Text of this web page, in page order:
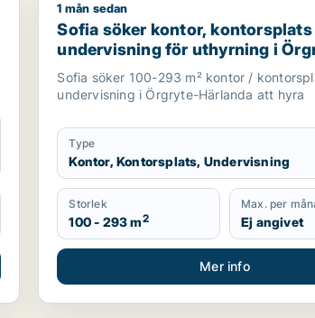
eller showroom för uthyrning i Göteborg
Sofia söker kontor, kontorsplats
1 mån sedan
Sofia söker kontor, kontorsplats
undervisning för uthyrning i
Härlanda
Sofia söker 100-293 m² kontor /
undervisning i Örgryte-Härlanda att hyra
Type
Kontor, Kontorsplats, Undervisning
Storlek
100 - 293 m2
Max. per
Ej angivet
Mer info